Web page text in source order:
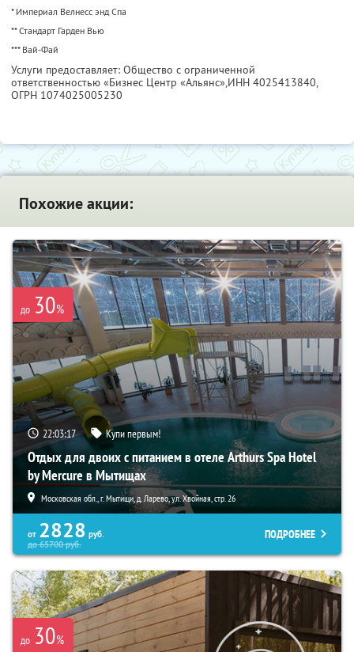
* Империал Велнесс энд Спа
** Стандарт Гарден Вью
*** Вай-Фай
Услуги предоставляет: Общество с ограниченной
ответственностью «Бизнес Центр «Альянс»,ИНН 4025413840,
ОГРН 1074025005230
Похожие акции:
до 30%
22:03:15 Купи первым!
Отдых для двоих с питанием в отеле Arthurs Spa Hotel
by Mercure в Мытищах
Московская обл., г. Мытищи, д. Ларево, ул. Хвойная, стр. 26
от 2828 руб.
до65700руб.
ПОДРОБНЕЕ
до 30%